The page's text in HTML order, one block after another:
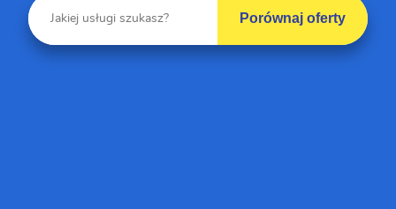
Porównaj oferty